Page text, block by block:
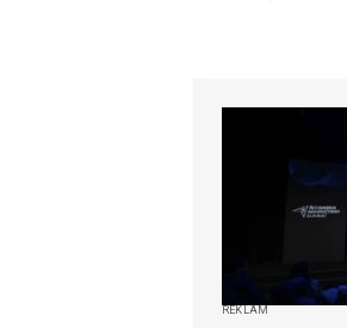
REKLAM